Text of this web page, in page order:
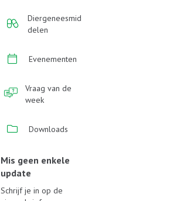
Diergeneesmid
delen
Evenementen
Vraag van de
week
Downloads
Mis geen enkele
update
Schrijf je in op de